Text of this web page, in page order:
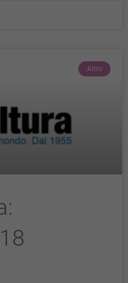
Altro